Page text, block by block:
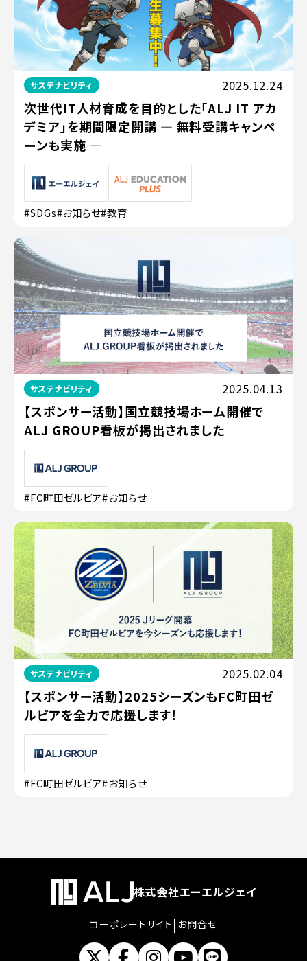
サステナビリティ 2025.12.24
次世代IT人材育成を目的とした「ALJ IT アカ
デミア」を期間限定開講 ― 無料受講キャンペ
ーンも実施 ―
#SDGs#お知らせ#教育
サステナビリティ 2025.04.13
【スポンサー活動】国立競技場ホーム開催で
ALJ GROUP看板が掲出されました
#FC町田ゼルビア#お知らせ
サステナビリティ 2025.02.04
【スポンサー活動】2025シーズンもFC町田ゼ
ルビアを全力で応援します！
#FC町田ゼルビア#お知らせ
株式会社エーエルジェイ
コーポレートサイト | お問合せ